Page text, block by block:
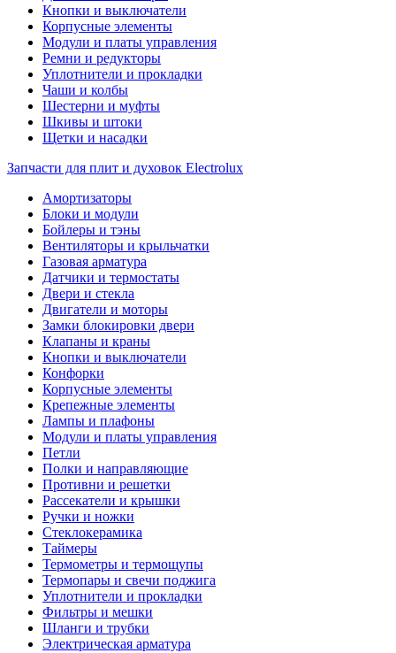
Кнопки и выключатели
Корпусные элементы
Модули и платы управления
Ремни и редукторы
Уплотнители и прокладки
Чаши и колбы
Шестерни и муфты
Шкивы и штоки
Щетки и насадки
Запчасти для плит и духовок Electrolux
Амортизаторы
Блоки и модули
Бойлеры и тэны
Вентиляторы и крыльчатки
Газовая арматура
Датчики и термостаты
Двери и стекла
Двигатели и моторы
Замки блокировки двери
Клапаны и краны
Кнопки и выключатели
Конфорки
Корпусные элементы
Крепежные элементы
Лампы и плафоны
Модули и платы управления
Петли
Полки и направляющие
Противни и решетки
Рассекатели и крышки
Ручки и ножки
Стеклокерамика
Таймеры
Термометры и термощупы
Термопары и свечи поджига
Уплотнители и прокладки
Фильтры и мешки
Шланги и трубки
Электрическая арматура